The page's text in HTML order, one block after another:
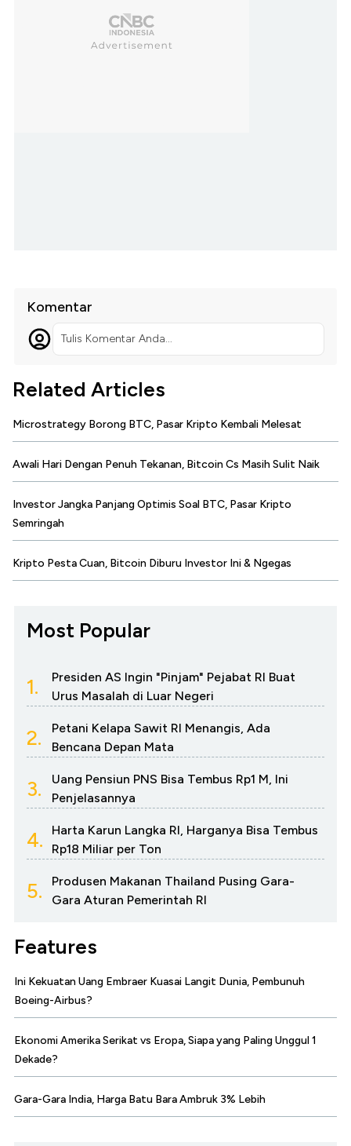
Komentar
Tulis Komentar Anda...
Related Articles
Microstrategy Borong BTC, Pasar Kripto Kembali Melesat
Awali Hari Dengan Penuh Tekanan, Bitcoin Cs Masih Sulit Naik
Investor Jangka Panjang Optimis Soal BTC, Pasar Kripto
Semringah
Kripto Pesta Cuan, Bitcoin Diburu Investor Ini & Ngegas
Most Popular
1.
Presiden AS Ingin "Pinjam" Pejabat RI Buat
Urus Masalah di Luar Negeri
2.
Petani Kelapa Sawit RI Menangis, Ada
Bencana Depan Mata
3.
Uang Pensiun PNS Bisa Tembus Rp1 M, Ini
Penjelasannya
4.
Harta Karun Langka RI, Harganya Bisa Tembus
Rp18 Miliar per Ton
5.
Produsen Makanan Thailand Pusing Gara-
Gara Aturan Pemerintah RI
Features
Ini Kekuatan Uang Embraer Kuasai Langit Dunia, Pembunuh
Boeing-Airbus?
Ekonomi Amerika Serikat vs Eropa, Siapa yang Paling Unggul 1
Dekade?
Gara-Gara India, Harga Batu Bara Ambruk 3% Lebih